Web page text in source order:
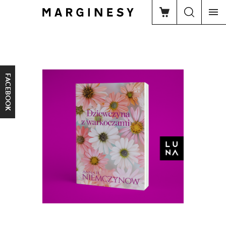
FACEBOOK